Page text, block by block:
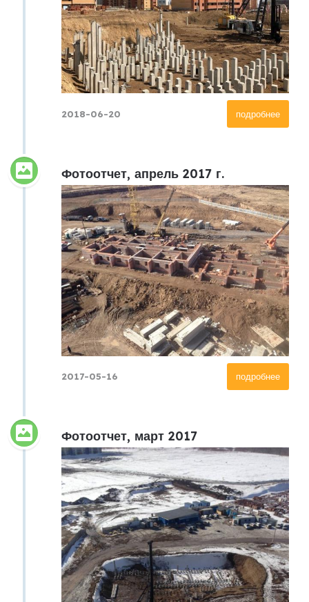
подробнее
2018-06-20
Фотоотчет, апрель 2017 г.
подробнее
2017-05-16
Фотоотчет, март 2017